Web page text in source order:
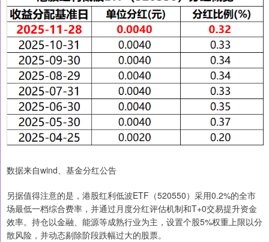
数据来自wind、基金分红公告
另据值得注意的是，港股红利低波ETF（520550）采用0.2%的全市
场最低一档综合费率，并通过月度分红评估机制和T+0交易提升资金
效率。持仓以金融、能源等成熟行业为主，设置个股5%权重上限以分
散风险，并动态剔除阶段跌幅过大的股票。